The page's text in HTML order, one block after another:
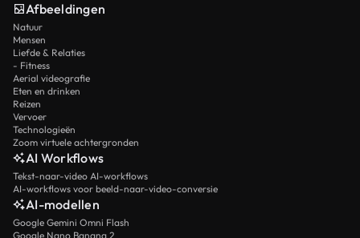
Afbeeldingen
Natuur
Mensen
Liefde & Relaties
- Fitness
Aerial videografie
Eten en drinken
Reizen
Vervoer
Technologieën
Zoom virtuele achtergronden
AI Workflows
Tekst-naar-video AI-workflows
AI-workflows voor beeld-naar-video-conversie
AI-modellen
Google Gemini Omni Flash
Google Nano Banana 2